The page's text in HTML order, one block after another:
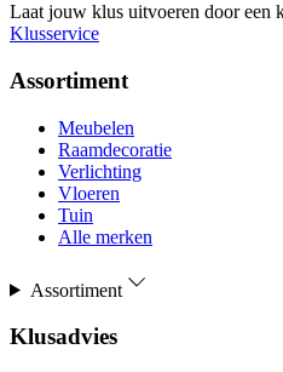
Laat jouw klus uitvoeren door een
Klusservice
Assortiment
Meubelen
Raamdecoratie
Verlichting
Vloeren
Tuin
Alle merken
Assortiment
Klusadvies